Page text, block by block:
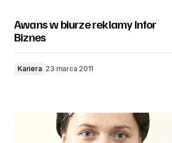
Awans w biurze reklamy Infor
Biznes
Kariera 23 marca 2011